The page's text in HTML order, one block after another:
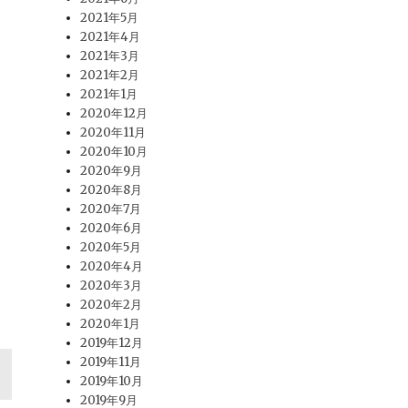
2021年5月
2021年4月
2021年3月
2021年2月
2021年1月
2020年12月
2020年11月
2020年10月
2020年9月
2020年8月
2020年7月
2020年6月
2020年5月
2020年4月
2020年3月
2020年2月
2020年1月
2019年12月
2019年11月
2019年10月
2019年9月